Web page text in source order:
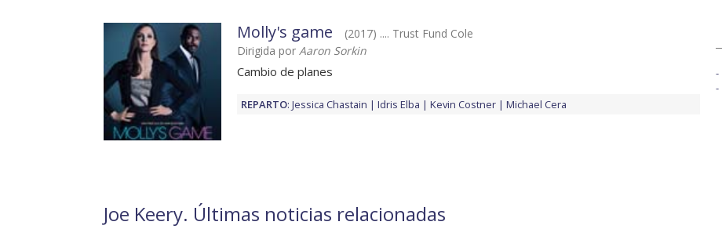
Molly's game
(2017) .... Trust Fund Cole
Dirigida por Aaron Sorkin
Cambio de planes
REPARTO: Jessica Chastain Idris Elba Kevin Costner Michael Cera
Joe Keery. Últimas noticias relacionadas